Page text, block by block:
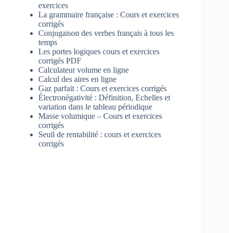
exercices
La grammaire française : Cours et exercices
corrigés
Conjugaison des verbes français à tous les
temps
Les portes logiques cours et exercices
corrigés PDF
Calculateur volume en ligne
Calcul des aires en ligne
Gaz parfait : Cours et exercices corrigés
Électronégativité : Définition, Echelles et
variation dans le tableau périodique
Masse volumique – Cours et exercices
corrigés
Seuil de rentabilité : cours et exercices
corrigés